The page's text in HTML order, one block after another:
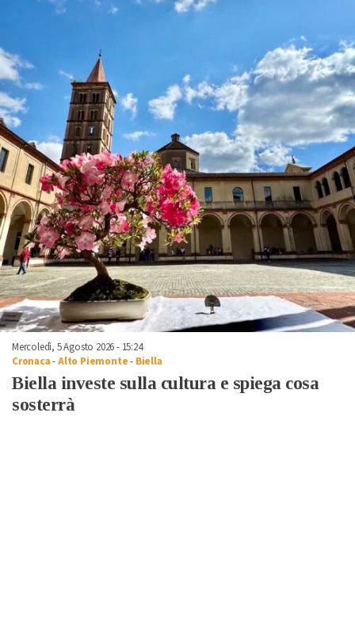
Mercoledì, 5 Agosto 2026 - 15:24
Cronaca-Alto Piemonte- Biella
Biella investe sulla cultura e spiega cosa
sosterrà